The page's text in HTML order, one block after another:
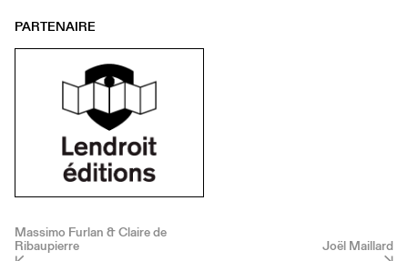
PARTENAIRE
Massimo Furlan & Claire de
Ribaupierre Joël Maillard